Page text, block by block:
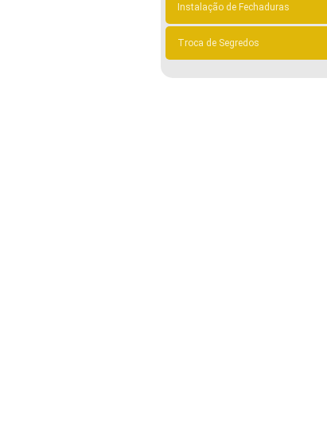
Instalação de Fechaduras
Troca de Segredos